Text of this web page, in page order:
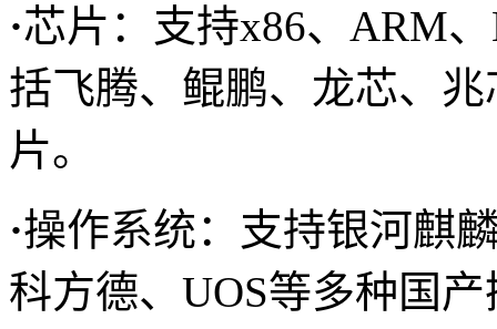
·芯片：支持x86、ARM
括飞腾、鲲鹏、龙芯、
片。
·操作系统：支持银河麒
科方德、UOS等多种国